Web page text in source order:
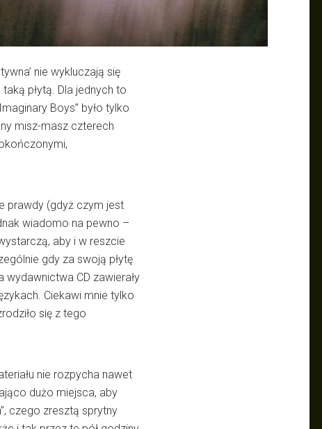
nie wykluczają się
płytą. Dla jednych to
Boys” było tylko
misz-masz czterech
prawdy (gdyż czym jest
wiadomo na pewno –
aby i w reszcie
gdy za swoją płytę
wydawnictwa CD zawierały
Ciekawi mnie tylko
się z tego
nie rozpycha nawet
dużo miejsca, aby
czego zresztą sprytny